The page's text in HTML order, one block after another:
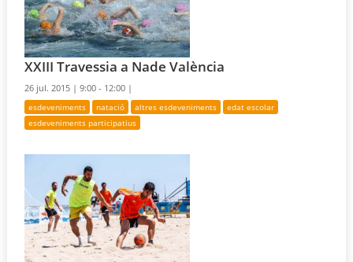
XXIII Travessia a Nade València
26 jul. 2015 |9:00 - 12:00 |
esdeveniments natació altres esdeveniments
edat escolar
esdeveniments participatius